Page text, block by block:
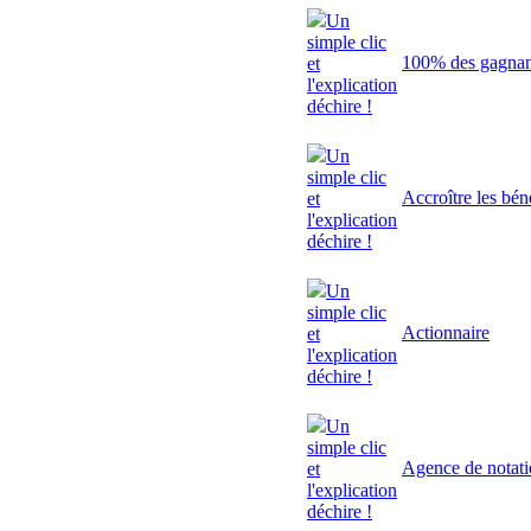
Un
simple clic
et
l'explication
déchire !
100% des
Un
simple clic
et
l'explication
déchire !
Accroître les
Un
simple clic
et
l'explication
déchire !
Actionnaire
Un
simple clic
et
l'explication
déchire !
Agence de